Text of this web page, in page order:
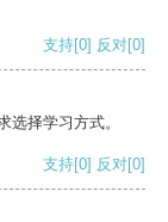
支持[0] 反对[0]
选择学习方式。
支持[0] 反对[0]